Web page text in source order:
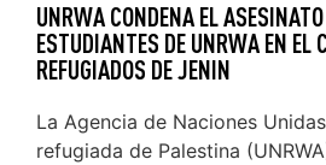
UNRWA CONDENA EL
ESTUDIANTES DE UNRWA EN EL
REFUGIADOS DE JENIN
La Agencia de Naciones
refugiada de Palestina